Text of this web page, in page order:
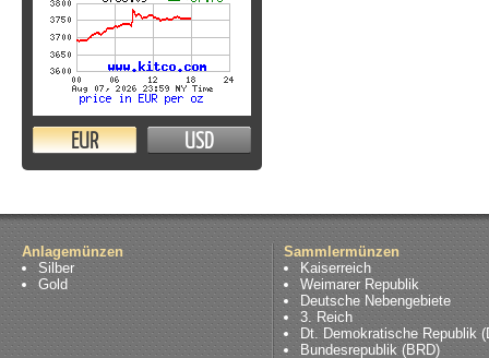
EUR USD
Anlagemünzen
Silber
Gold
Sammlermünzen
Kaiserreich
Weimarer Republik
Deutsche Nebengebiete
3. Reich
Dt. Demokratische Republik
Bundesrepublik (BRD)